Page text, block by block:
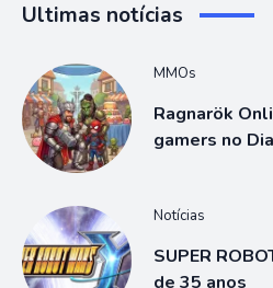
Ultimas notícias
MMOs
Ragnarök
gamers no
Notícias
SUPER
de 35 anos